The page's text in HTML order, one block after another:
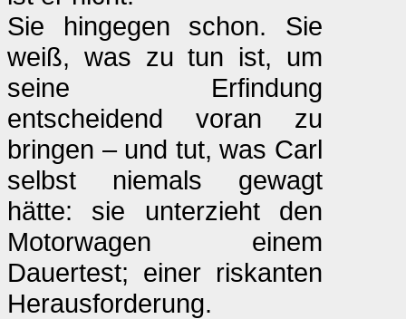
Sie hingegen schon. Sie
weiß, was zu tun ist, um
seine Erfindung
entscheidend voran zu
bringen – und tut, was Carl
selbst niemals gewagt
hätte: sie unterzieht den
Motorwagen einem
Dauertest; einer riskanten
Herausforderung.